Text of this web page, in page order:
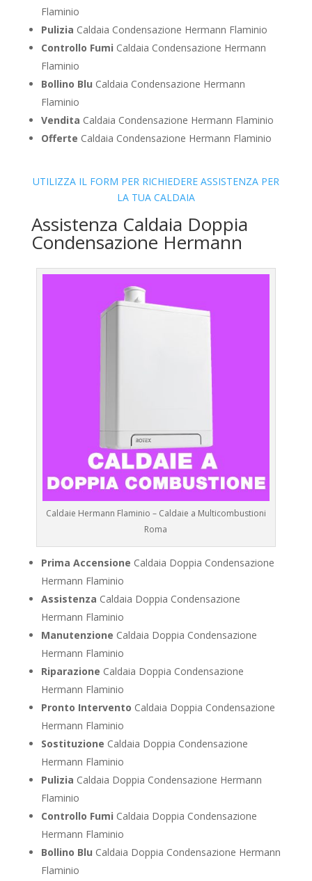
Flaminio
Pulizia Caldaia Condensazione Hermann Flaminio
Controllo Fumi Caldaia Condensazione Hermann
Flaminio
Bollino Blu Caldaia Condensazione Hermann
Flaminio
Vendita Caldaia Condensazione Hermann Flaminio
Offerte Caldaia Condensazione Hermann Flaminio
UTILIZZA IL FORM PER RICHIEDERE ASSISTENZA PER
LA TUA CALDAIA
Assistenza Caldaia Doppia
Condensazione Hermann
Caldaie Hermann Flaminio – Caldaie a Multicombustioni
Roma
Prima Accensione Caldaia Doppia Condensazione
Hermann Flaminio
Assistenza Caldaia Doppia Condensazione
Hermann Flaminio
Manutenzione Caldaia Doppia Condensazione
Hermann Flaminio
Riparazione Caldaia Doppia Condensazione
Hermann Flaminio
Pronto Intervento Caldaia Doppia Condensazione
Hermann Flaminio
Sostituzione Caldaia Doppia Condensazione
Hermann Flaminio
Pulizia Caldaia Doppia Condensazione Hermann
Flaminio
Controllo Fumi Caldaia Doppia Condensazione
Hermann Flaminio
Bollino Blu Caldaia Doppia Condensazione Hermann
Flaminio